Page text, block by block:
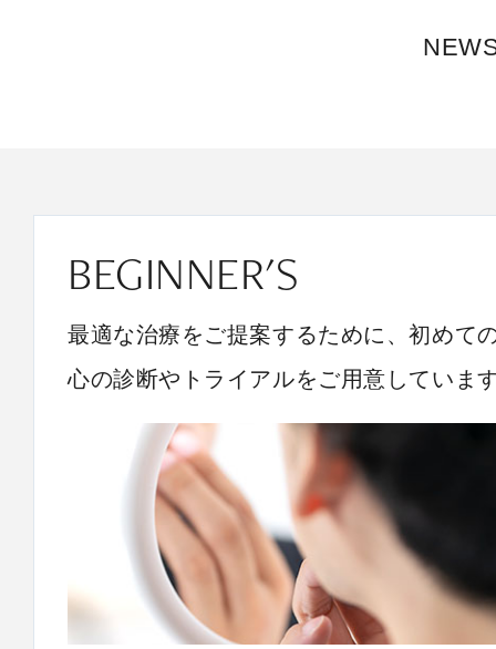
BEGINNER'S
最適な治療をご提案するために、初めて
心の診断やトライアルをご用意していま